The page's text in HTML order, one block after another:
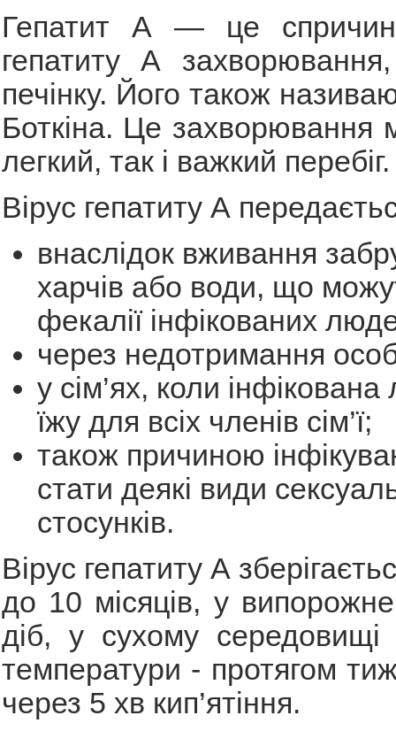
Гепатит А — це
гепатиту А
печінку. Його також
Боткіна. Це захворювання
легкий, так і важкий перебіг.
Вірус гепатиту А
внаслідок вживання
харчів або води, що
фекалії інфікованих
через недотримання
у сім’ях, коли
їжу для всіх членів сім’ї;
також причиною
стати деякі види
стосунків.
Вірус гепатиту А
до 10 місяців, у
діб, у сухому середовищі
температури - протягом
через 5 хв кип’ятіння.